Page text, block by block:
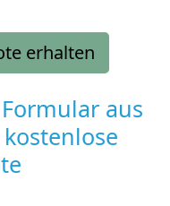
erhalten
aus